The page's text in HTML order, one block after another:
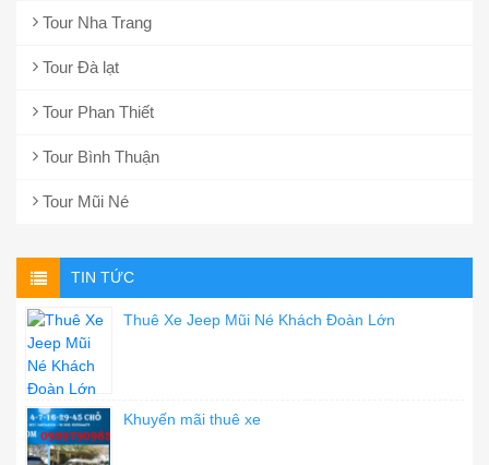
Tour Nha Trang
Tour Đà lạt
Tour Phan Thiết
Tour Bình Thuận
Tour Mũi Né
TIN TỨC
Thuê Xe Jeep Mũi Né Khách Đoàn Lớn
Khuyến mãi thuê xe